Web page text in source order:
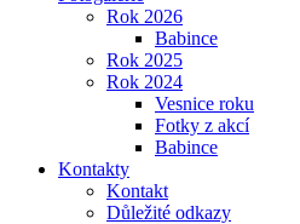
Rok 2026
Babince
Rok 2025
Rok 2024
Vesnice roku
Fotky z akcí
Babince
Kontakty
Kontakt
Důležité odkazy